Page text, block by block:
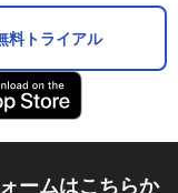
料トライアル
ームはこちらか